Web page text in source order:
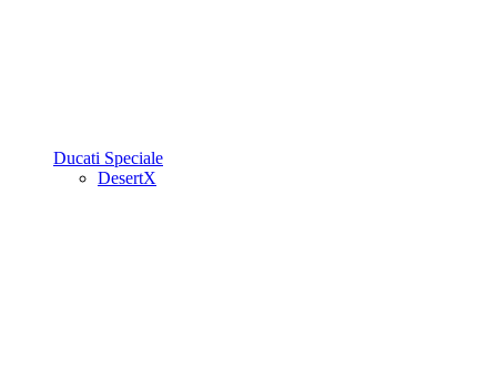
Ducati Speciale
DesertX